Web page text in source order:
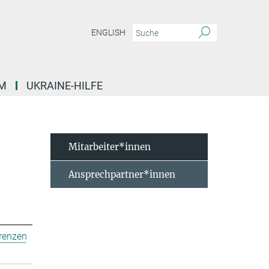
ENGLISH
UKRAINE-HILFE
Mitarbeiter*innen
Ansprechpartner*innen